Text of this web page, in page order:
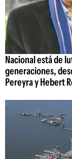
Nacional está de
generaciones,
Pereyra y Hebert